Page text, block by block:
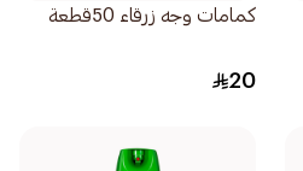
كمامات وجه زرقاء 50قطعة
20